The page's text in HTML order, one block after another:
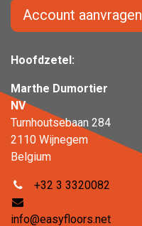
Hoofdzetel:
Marthe Dumortier
NV
Turnhoutsebaan 284
2110 Wijnegem
Belgium
+32 3 3320082
info@easyfloors.net
Account aanvragen